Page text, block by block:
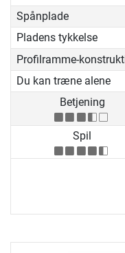
Spånplade
Pladens tykkelse
Profilramme-
Du kan træne alene
Betjening
Spil